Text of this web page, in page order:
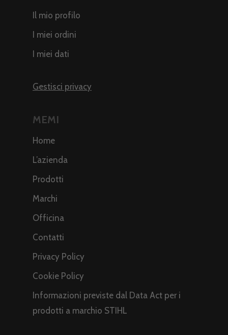
Il mio profilo
I miei ordini
I miei dati
Gestisci privacy
MEMI
Home
L’azienda
Prodotti
Marchi
Officina
Contatti
Privacy Policy
Cookie Policy
Informazioni previste dal Data Act per i
prodotti a marchio STIHL